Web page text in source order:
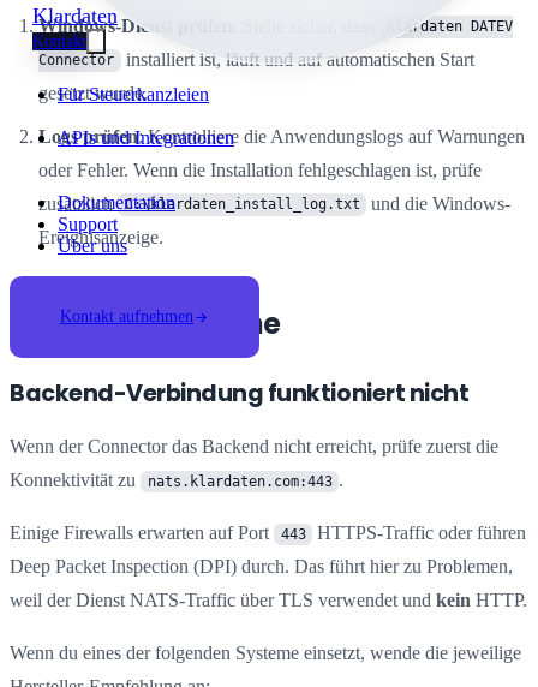
Klardaten
Kontakt
Für Steuerkanzleien
APIs und Integrationen
Dokumentation
Support
Über uns
Kontakt aufnehmen
Windows-Dienst prüfen
Klardaten DATEV
Connector installiert ist, läuft und auf automatischen Start
gesetzt wurde.
Logs prüfen: Kontrolliere die Anwendungslogs auf Warnungen
oder Fehler. Wenn die Installation fehlgeschlagen ist, prüfe
zusätzlich C:\klardaten_install_log.txt
und die Windows-
Ereignisanzeige.
Typische Probleme
Backend-Verbindung funktioniert nicht
Wenn der Connector das Backend nicht erreicht, prüfe zuerst die
Konnektivität zu
nats.klardaten.com:443 .
Einige Firewalls erwarten auf Port 443
HTTPS-Traffic oder führen
Deep Packet Inspection (DPI) durch. Das führt hier zu Problemen,
weil der Dienst NATS-Traffic über TLS verwendet und kein HTTP.
Wenn du eines der folgenden Systeme einsetzt, wende die jeweilige